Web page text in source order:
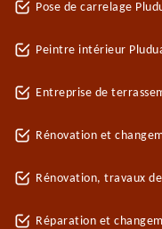
Pose de carrelage
Peintre intérieur
Entreprise de
Rénovation et
Rénovation, travaux
Réparation et